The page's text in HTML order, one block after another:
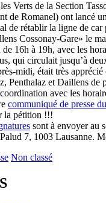
Verts de la Section
de Romanel) ont lancé
de rétablir la ligne de car
Cossonay-Gare» le
16h à 19h, avec les
qui circulait jusqu’à
midi, était très apprécié
Penthalaz et Daillens de
avec les
communiqué de presse
la pétition !!!
sont à envoyer au
7, 1003 Lausanne.
Non classé